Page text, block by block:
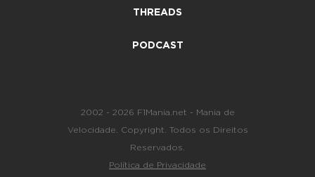
THREADS
PODCAST
2002 - 2026 F1Mania.net - Mania de
Velocidade. Copyright. Todos os Direitos
Reservados.
Política de Privacidade